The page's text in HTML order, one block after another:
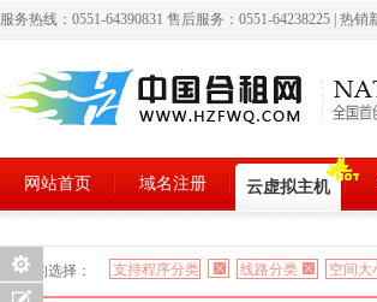
服务热线：0551-64390831 售后服务：0551-64238225 热销
网站首页 域名注册 云虚拟主机
您的选择： 支持程序分类 线路分类 空间大